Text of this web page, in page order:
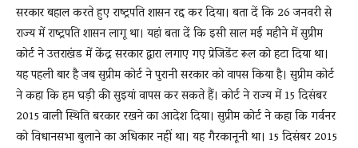
News
LIVE
सरकार बहाल करते हुए राष्ट्रपति शासन रद्द कर दिया। बता दें कि 26 जनवरी से
राज्य में राष्ट्रपति शासन लागू था। यहां बता दें कि इसी साल मई महीने में सुप्रीम
कोर्ट ने उत्तराखंड में केंद्र सरकार द्वारा लगाए गए प्रेजिडेंट रूल को हटा दिया था।
यह पहली बार है जब सुप्रीम कोर्ट ने पुरानी सरकार को वापस किया है। सुप्रीम कोर्ट
ने कहा कि हम घड़ी की सुइयां वापस कर सकते हैं। कोर्ट ने राज्य में 15 दिसंबर
2015 वाली स्थिति बरकार रखने का आदेश दिया। सुप्रीम कोर्ट ने कहा कि गर्वनर
को विधानसभा बुलाने का अधिकार नहीं था। यह गैरकानूनी था। 15 दिसंबर 2015